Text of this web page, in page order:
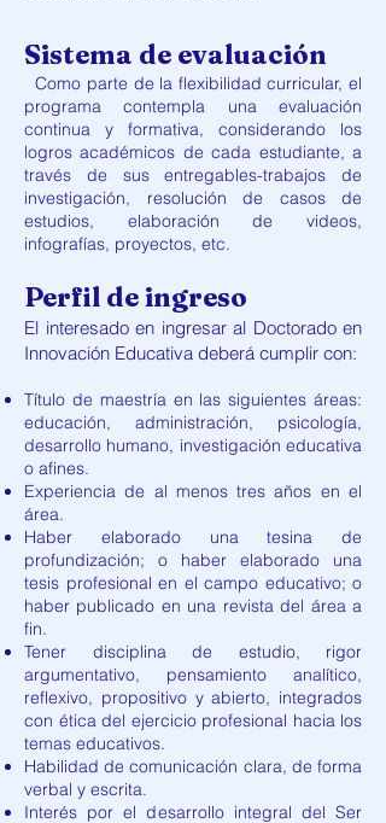
Sistema de evaluación
Como parte de la flexibilidad curricular, el
programa contempla una evaluación
continua y formativa, considerando los
logros académicos de cada estudiante, a
través de sus entregables-trabajos de
investigación, resolución de casos de
estudios, elaboración de videos,
infografías, proyectos, etc.
Perfil de ingreso
El interesado en ingresar al Doctorado en
Innovación Educativa deberá cumplir con:
Título de maestría en las siguientes áreas:
educación, administración, psicología,
desarrollo humano, investigación educativa
o afines.
Experiencia de al menos tres años en el
área.
Haber elaborado una tesina de
profundización; o haber elaborado una
tesis profesional en el campo educativo; o
haber publicado en una revista del área a
fin.
Tener disciplina de estudio, rigor
argumentativo, pensamiento analítico,
reflexivo, propositivo y abierto, integrados
con ética del ejercicio profesional hacia los
temas educativos.
Habilidad de comunicación clara, de forma
verbal y escrita.
Interés por el desarrollo integral del Ser